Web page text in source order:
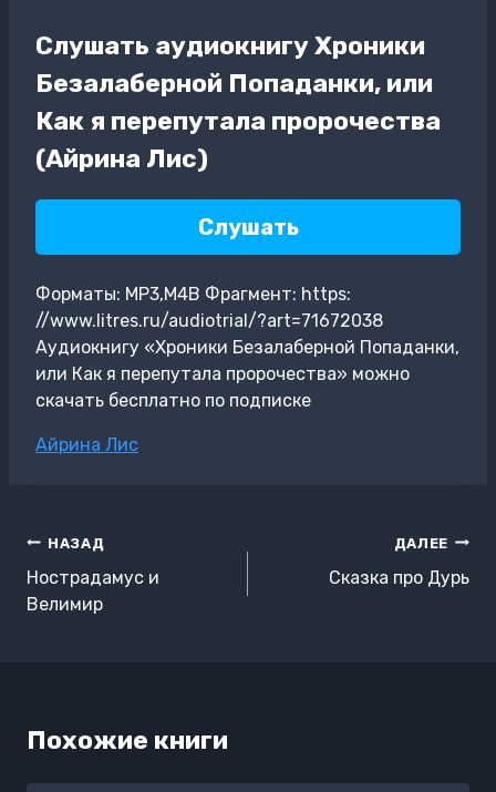
Слушать аудиокнигу Хроники
Безалаберной Попаданки, или
Как я перепутала пророчества
(Айрина Лис)
Слушать
Форматы: MP3,M4B Фрагмент: https:
//www.litres.ru/audiotrial/?art=71672038
Аудиокнигу «Хроники Безалаберной Попаданки,
или Как я перепутала пророчества» можно
скачать бесплатно по подписке
Метки
Айрина Лис
Навигация
по
записям
НАЗАД
Нострадамус и
Велимир
ДАЛЕЕ
Сказка про Дурь
Похожие книги